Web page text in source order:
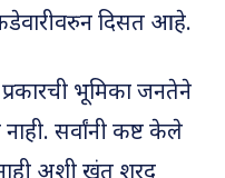
दिसत आहे.
भूमिका जनतेने
सर्वांनी कष्ट केले